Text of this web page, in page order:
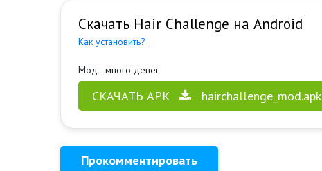
Скачать Hair Challenge на Android
Как установить?
Мод - много денег
СКАЧАТЬ APK hairchallenge_mod.apk
Прокомментировать